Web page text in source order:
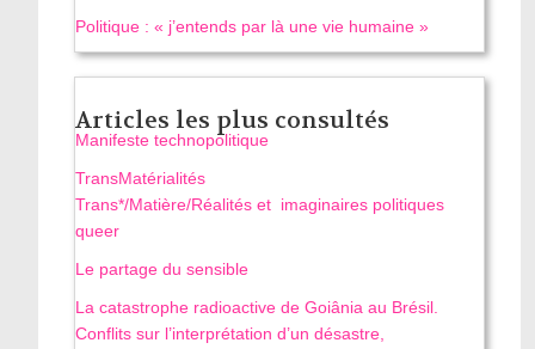
Politique : « j’entends par là une vie humaine »
Articles les plus consultés
Manifeste technopolitique
TransMatérialités
Trans*/Matière/Réalités et imaginaires politiques
queer
Le partage du sensible
La catastrophe radioactive de Goiânia au Brésil.
Conflits sur l’interprétation d’un désastre,